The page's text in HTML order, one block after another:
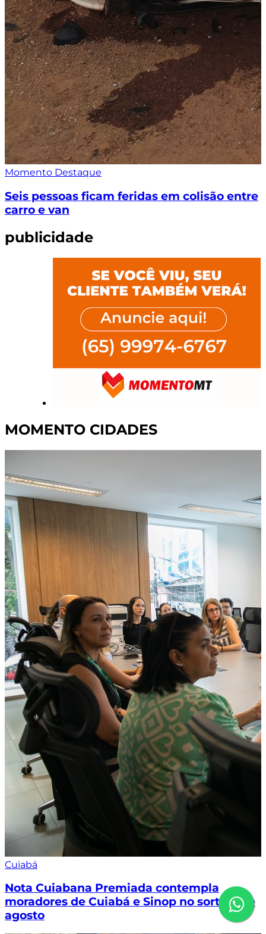
Momento Destaque
Seis pessoas ficam feridas em colisão entre
carro e van
publicidade
MOMENTO CIDADES
Cuiabá
Nota Cuiabana Premiada contempla
moradores de Cuiabá e Sinop no sorteio de
agosto